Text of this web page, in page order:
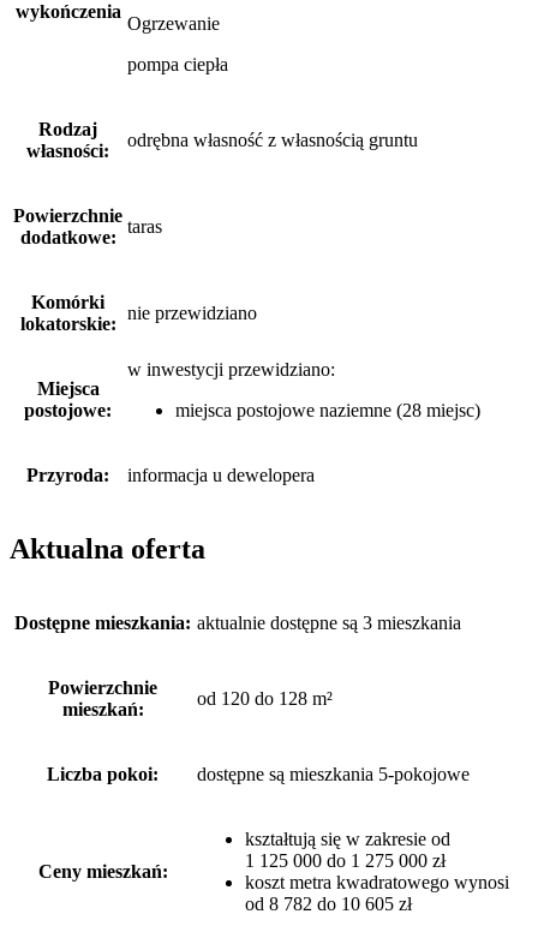
wykończenia
Ogrzewanie
pompa ciepła
Rodzaj
własności:
odrębna własność z własnością gruntu
Powierzchnie
dodatkowe:
taras
Komórki
lokatorskie:
nie przewidziano
Miejsca
postojowe:
w inwestycji przewidziano:
miejsca postojowe naziemne (28 miejsc)
Przyroda: informacja u dewelopera
Aktualna oferta
Dostępne mieszkania: aktualnie dostępne są 3 mieszkania
Powierzchnie
mieszkań:
od 120 do 128 m²
Liczba pokoi: dostępne są mieszkania 5-pokojowe
Ceny mieszkań:
kształtują się w zakresie od
1 125 000 do 1 275 000 zł
koszt metra kwadratowego wynosi
od 8 782 do 10 605 zł